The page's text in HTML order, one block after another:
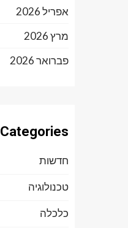
אפריל 2026
מרץ 2026
פברואר 2026
Categories
חדשות
טכנולוגיה
כלכלה